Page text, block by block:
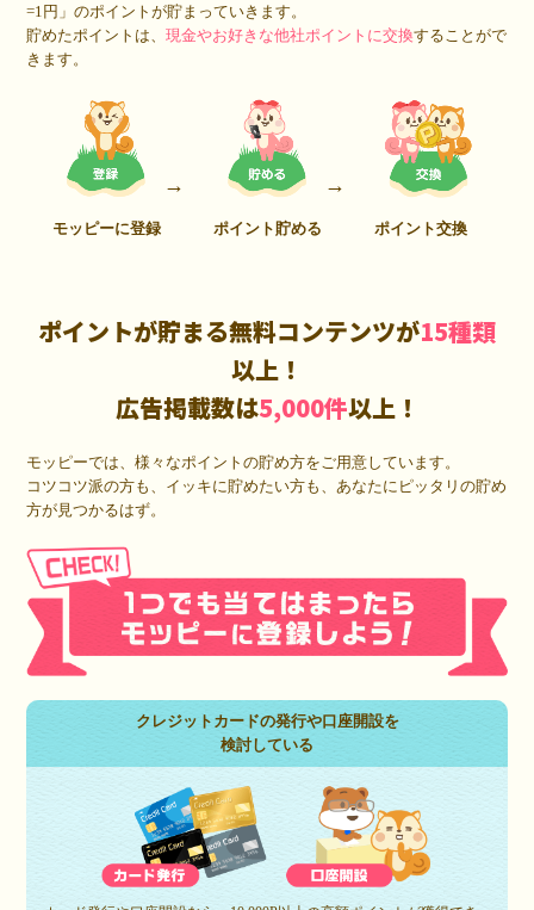
=1円」のポイントが貯まっていきます。
貯めたポイントは、現金やお好きな他社ポイントに交換することがで
きます。
モッピーに登録 ポイント貯める ポイント交換
ポイントが貯まる無料コンテンツが15種類
以上！
広告掲載数は5,000件以上！
モッピーでは、様々なポイントの貯め方をご用意しています。
コツコツ派の方も、イッキに貯めたい方も、あなたにピッタリの貯め
方が見つかるはず。
クレジットカードの発行や口座開設を
検討している